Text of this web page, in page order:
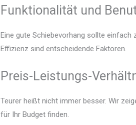
Funktionalität und
Eine gute Schiebevorhang sollte
Effizienz sind entscheidende Faktoren.
Preis-Leistungs-
Teurer heißt nicht immer besser. Wir
für Ihr Budget finden.